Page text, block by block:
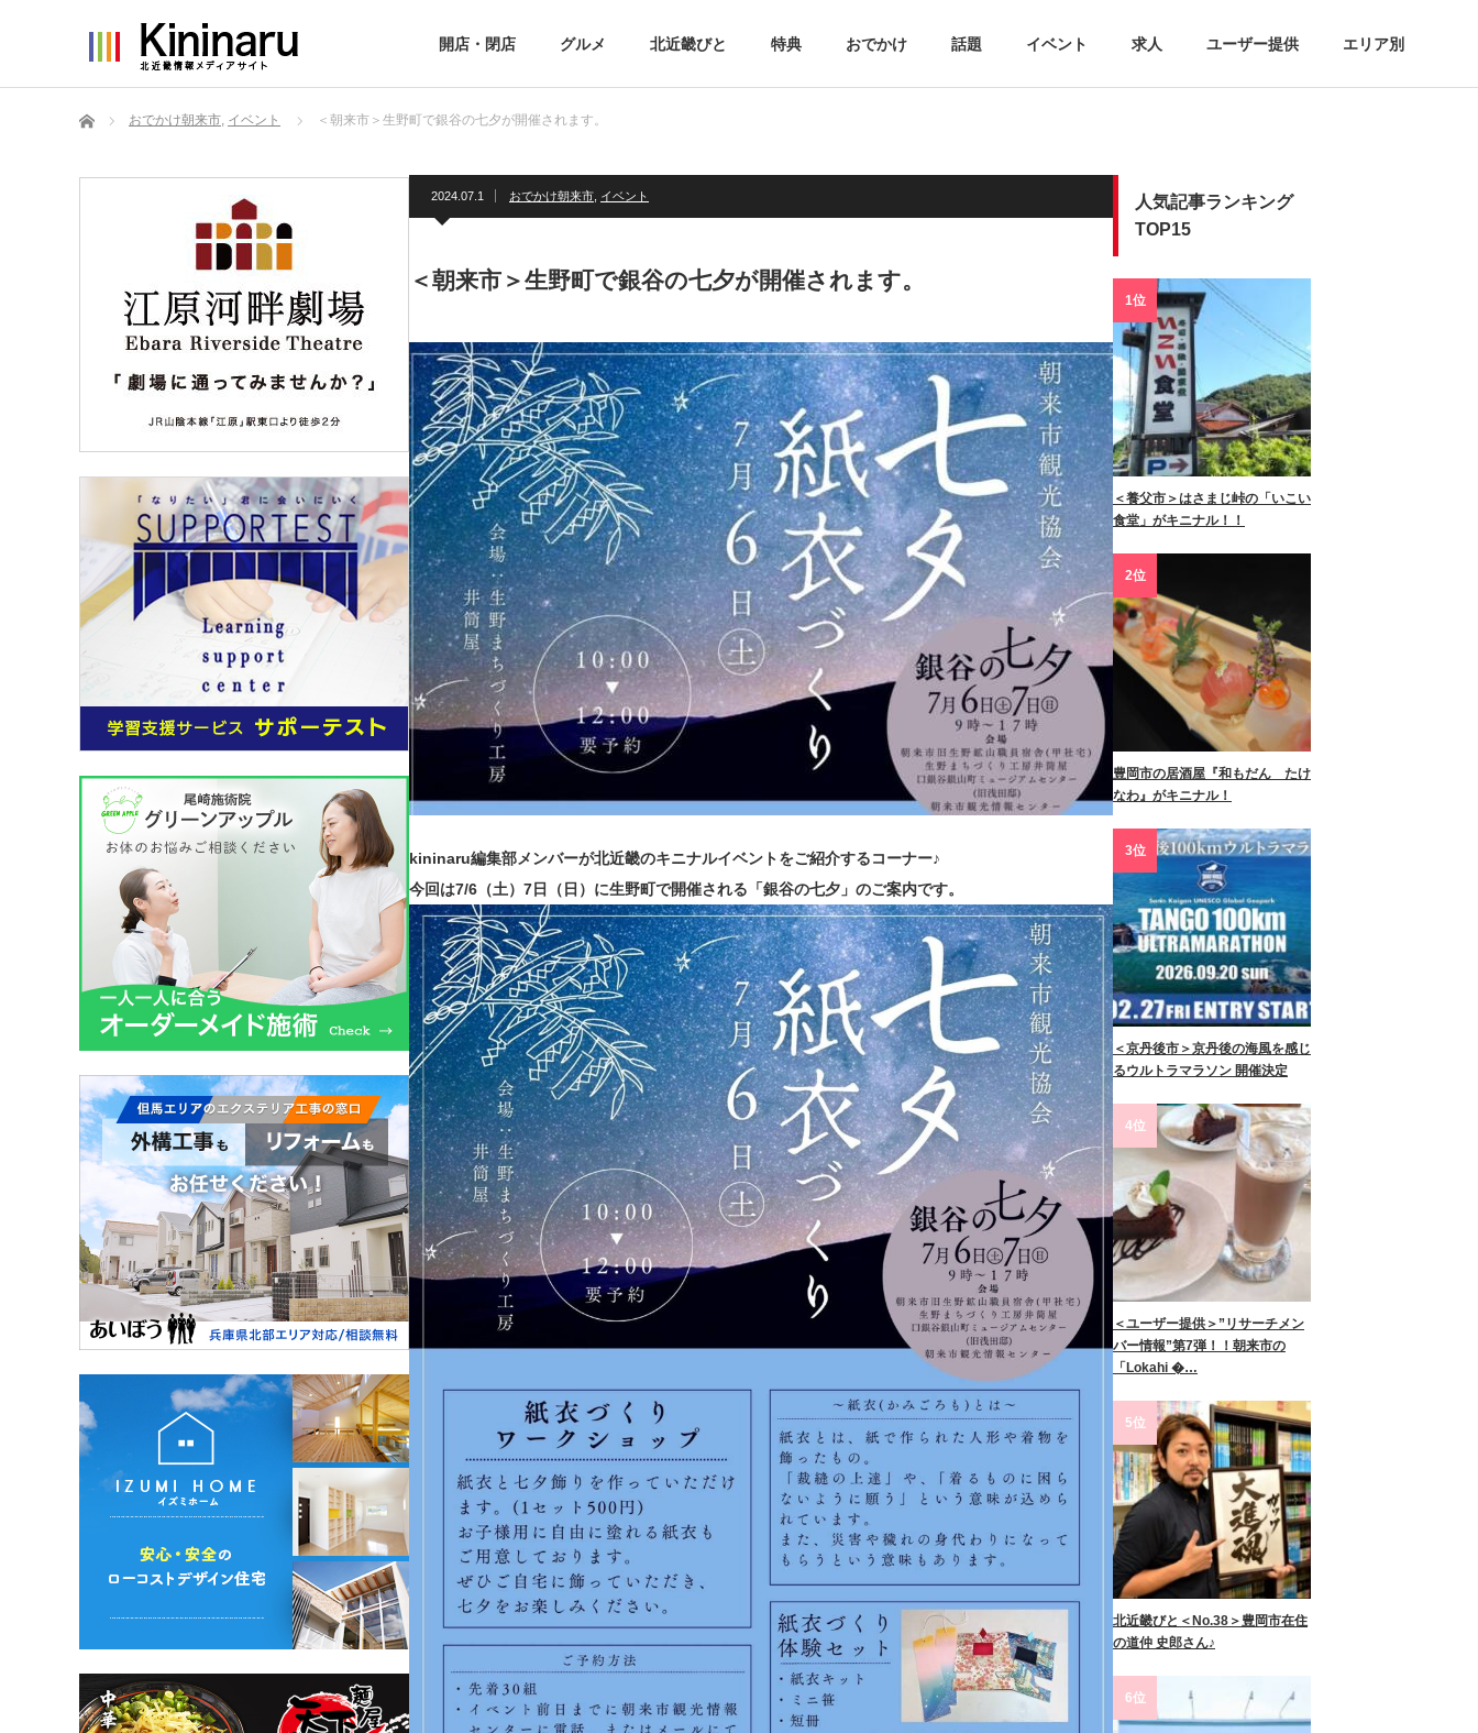
開店・閉店 グルメ 北近畿びと 特典 おでかけ 話題 イベント 求人 ユーザー提供 エリア別
ホーム おでかけ朝来市, イベント ＜朝来市＞生野町で銀谷の七夕が開催されます。
2024.07.1 おでかけ朝来市 イベント
＜朝来市＞生野町で銀谷の七夕が開催されます。
kininaru編集部メンバーが北近畿のキニナルイベントをご紹介するコーナー♪
今回は7/6（土）7日（日）に生野町で開催される「銀谷の七夕」のご案内です。
人気記事ランキング
TOP15
1位
＜養父市＞はさまじ峠の「いこい
食堂」がキニナル！！
2位
豊岡市の居酒屋『和もだん たけ
なわ』がキニナル！
3位
＜京丹後市＞京丹後の海風を感じ
るウルトラマラソン 開催決定
4位
＜ユーザー提供＞”リサーチメン
バー情報”第7弾！！朝来市の
「Lokahi �…
5位
北近畿びと＜No.38＞豊岡市在住
の道仲 史郎さん♪
6位